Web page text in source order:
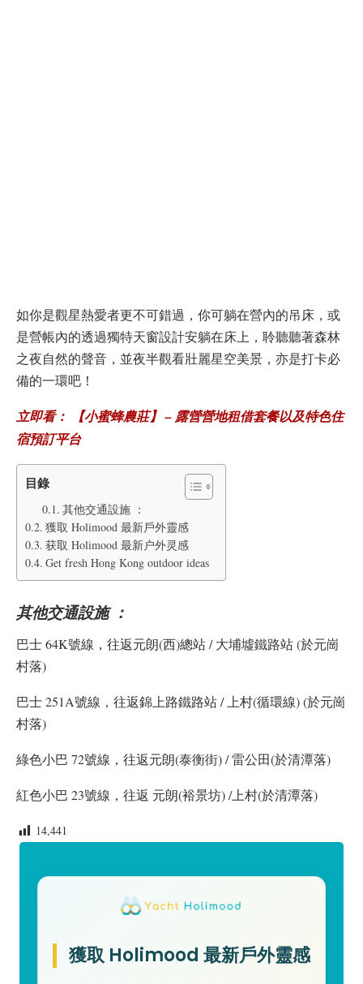
如你是觀星熱愛者更不可錯過，你可躺在營內的吊床，或
是營帳內的透過獨特天窗設計安躺在床上，聆聽聽著森林
之夜自然的聲音，並夜半觀看壯麗星空美景，亦是打卡必
備的一環吧！
立即看： 【小蜜蜂農莊】 – 露營營地租借套餐以及特色住
宿預訂平台
目錄
其他交通設施 ：
獲取 Holimood 最新戶外靈感
获取 Holimood 最新户外灵感
Get fresh Hong Kong outdoor ideas
其他交通設施 ：
巴士 64K號線，往返元朗(西)總站 / 大埔墟鐵路站 (於元崗
村落)
巴士 251A號線，往返錦上路鐵路站 / 上村(循環線) (於元崗
村落)
綠色小巴 72號線，往返元朗(泰衡街) / 雷公田(於清潭落)
紅色小巴 23號線，往返 元朗(裕景坊) /上村(於清潭落)
14,441
獲取 Holimood 最新戶外靈感